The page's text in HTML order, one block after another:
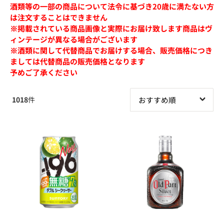
酒類等の一部の商品について法令に基づき20歳に満たない方
は注文することはできません
※掲載されている商品画像と実際にお届け致します商品はヴ
ィンテージが異なる場合がございます
※酒類に関して代替商品でお届けする場合、販売価格につき
ましては代替商品の販売価格となります
予めご了承ください
1018件